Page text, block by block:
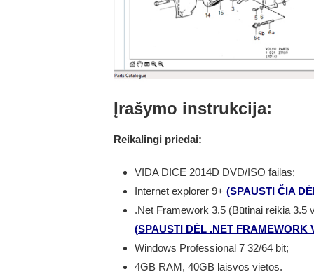
Įrašymo instrukcija:
Reikalingi priedai:
VIDA DICE 2014D DVD/ISO failas;
Internet explorer 9+ (SPAUSTI ČIA
.Net Framework 3.5 (Būtinai reikia 3.5
(SPAUSTI DĖL .NET FRAMEWORK
Windows Professional 7 32/64 bit;
4GB RAM, 40GB laisvos vietos.